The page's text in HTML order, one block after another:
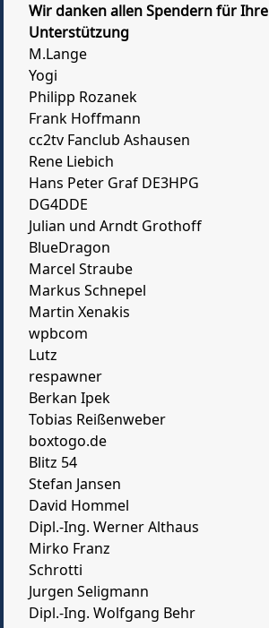
Wir danken allen Spendern für Ihre
Unterstützung
M.Lange
Yogi
Philipp Rozanek
Frank Hoffmann
cc2tv Fanclub Ashausen
Rene Liebich
Hans Peter Graf DE3HPG
DG4DDE
Julian und Arndt Grothoff
BlueDragon
Marcel Straube
Markus Schnepel
Martin Xenakis
wpbcom
Lutz
respawner
Berkan Ipek
Tobias Reißenweber
boxtogo.de
Blitz 54
Stefan Jansen
David Hommel
Dipl.-Ing. Werner Althaus
Mirko Franz
Schrotti
Jurgen Seligmann
Dipl.-Ing. Wolfgang Behr